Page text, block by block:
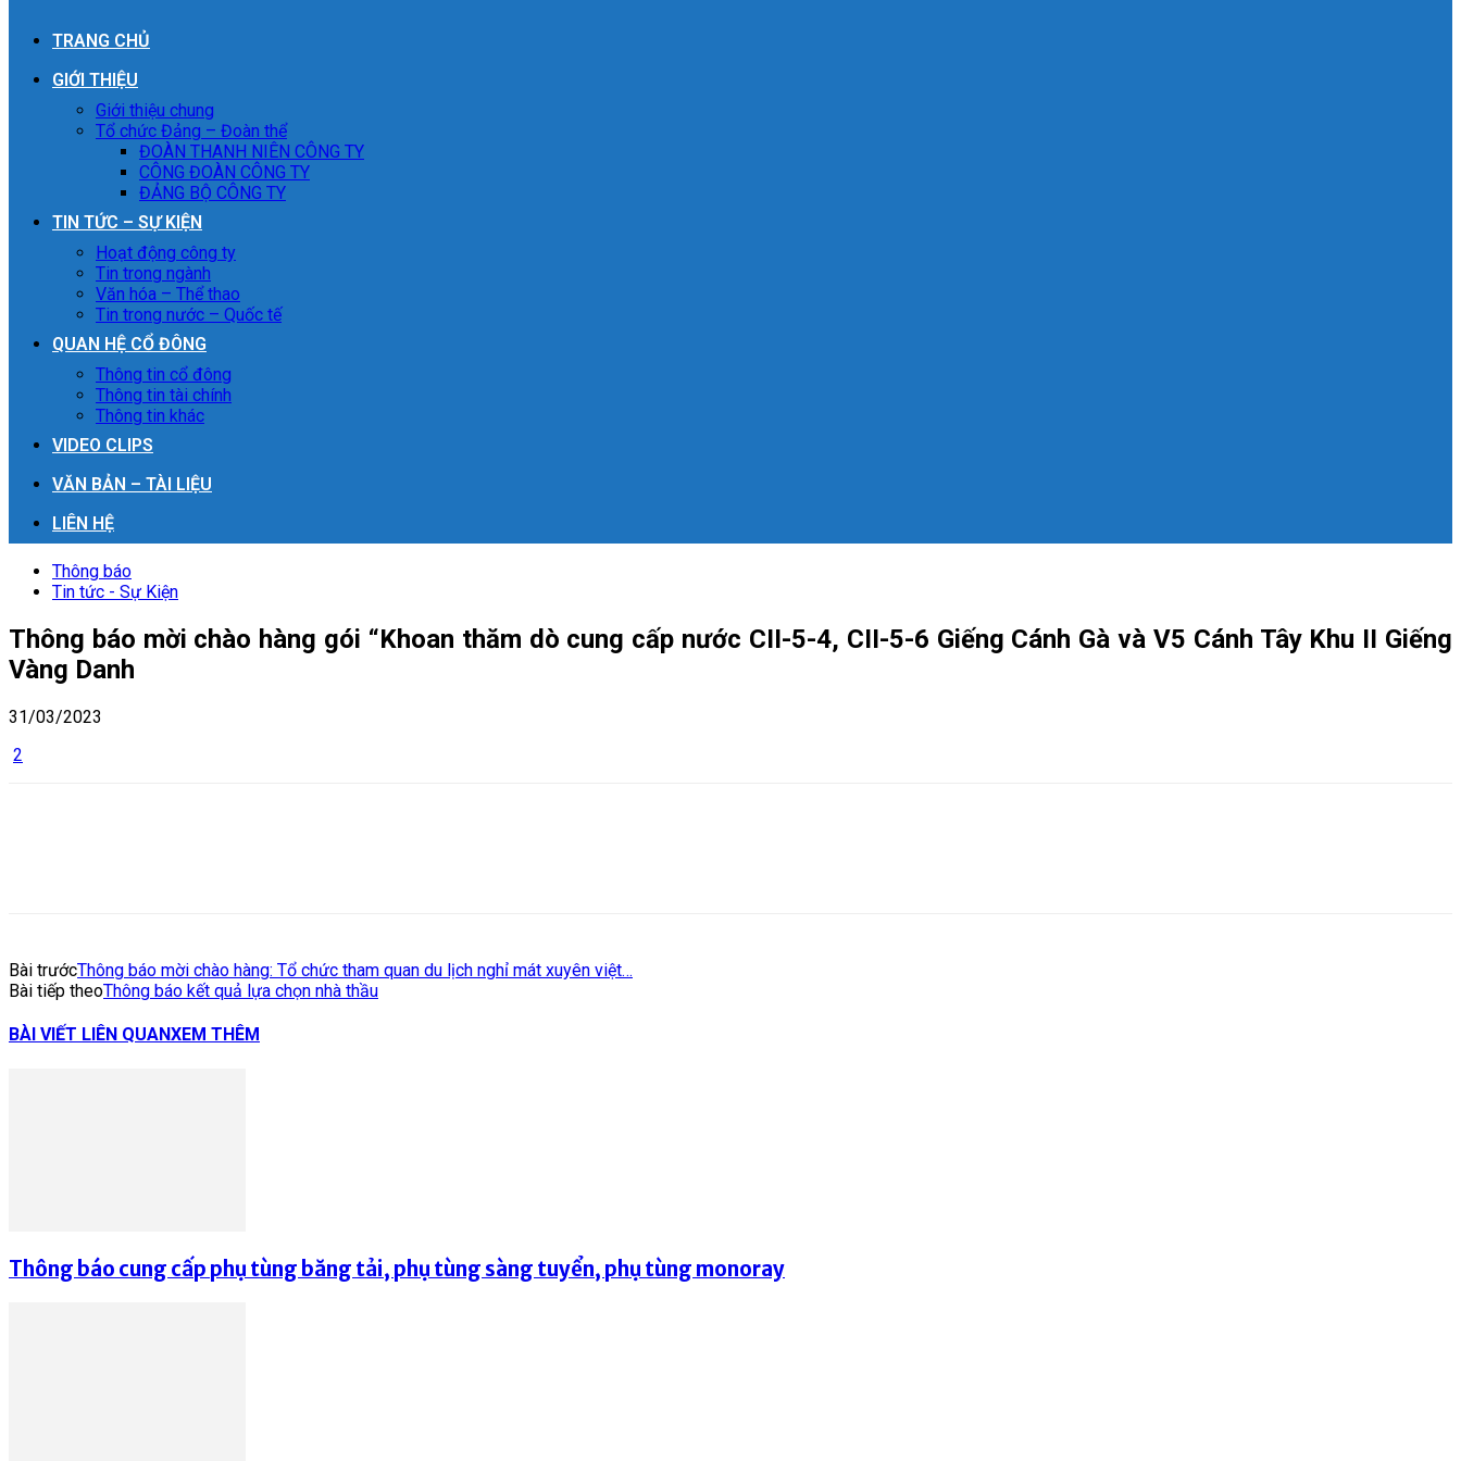
TRANG CHỦ
GIỚI THIỆU
Giới thiệu chung
Tổ chức Đảng – Đoàn thể
ĐOÀN THANH NIÊN CÔNG TY
CÔNG ĐOÀN CÔNG TY
ĐẢNG BỘ CÔNG TY
TIN TỨC – SỰ KIỆN
Hoạt động công ty
Tin trong ngành
Văn hóa – Thể thao
Tin trong nước – Quốc tế
QUAN HỆ CỔ ĐÔNG
Thông tin cổ đông
Thông tin tài chính
Thông tin khác
VIDEO CLIPS
VĂN BẢN – TÀI LIỆU
LIÊN HỆ
Thông báo
Tin tức - Sự Kiện
Thông báo mời chào hàng gói “Khoan thăm dò cung cấp nước CII-5-4, CII-5-6 Giếng Cánh Gà và V5 Cánh Tây Khu II Giếng
Vàng Danh
31/03/2023
2
Bài trướcThông báo mời chào hàng: Tổ chức tham quan du lịch nghỉ mát xuyên việt…
Bài tiếp theoThông báo kết quả lựa chọn nhà thầu
BÀI VIẾT LIÊN QUANXEM THÊM
Thông báo cung cấp phụ tùng băng tải, phụ tùng sàng tuyển, phụ tùng monoray